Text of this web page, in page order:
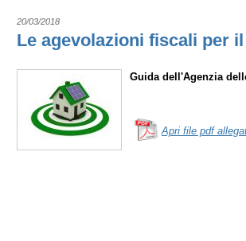
20/03/2018
Le agevolazioni fiscali per
Guida dell'Agenzia
Apri file pdf